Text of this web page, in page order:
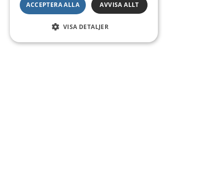
ACCEPTERA ALLA AVVISA ALLT
VISA DETALJER